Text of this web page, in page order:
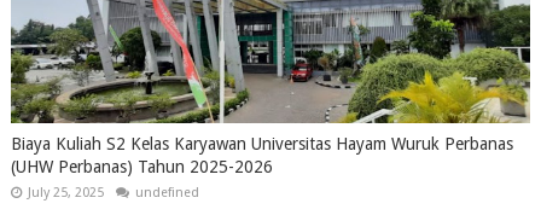
Biaya Kuliah S2 Kelas Karyawan Universitas Hayam Wuruk Perbanas
(UHW Perbanas) Tahun 2025-2026
July 25, 2025 undefined